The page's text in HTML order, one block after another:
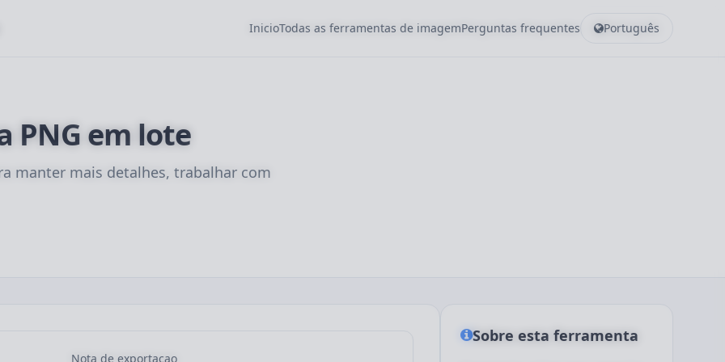
InicioTodas as ferramentas de imagemPerguntas frequentes Português
PNG em lote
manter mais detalhes, trabalhar com
Nota de exportacao
Sobre esta ferramenta